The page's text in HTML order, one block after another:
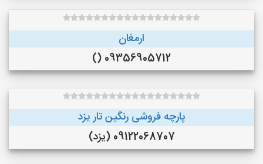
ارمغان
09356905712 ()
پارچه فروشی رنگین تار یزد
09122068707 (یزد)